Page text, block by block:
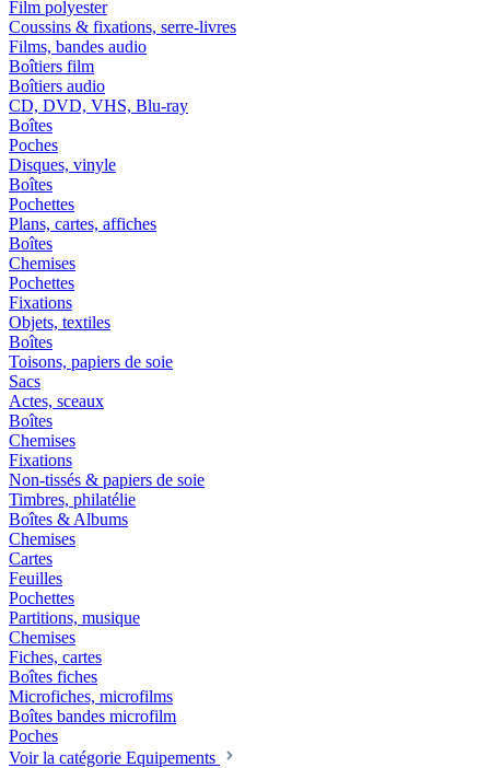
Film polyester
Coussins & fixations, serre-livres
Films, bandes audio
Boîtiers film
Boîtiers audio
CD, DVD, VHS, Blu-ray
Boîtes
Poches
Disques, vinyle
Boîtes
Pochettes
Plans, cartes, affiches
Boîtes
Chemises
Pochettes
Fixations
Objets, textiles
Boîtes
Toisons, papiers de soie
Sacs
Actes, sceaux
Boîtes
Chemises
Fixations
Non-tissés & papiers de soie
Timbres, philatélie
Boîtes & Albums
Chemises
Cartes
Feuilles
Pochettes
Partitions, musique
Chemises
Fiches, cartes
Boîtes fiches
Microfiches, microfilms
Boîtes bandes microfilm
Poches
Voir la catégorie Equipements